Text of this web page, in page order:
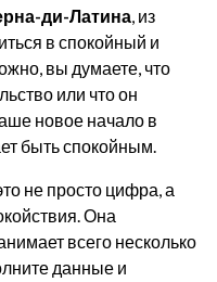
ди-Латина, из
в спокойный и
вы думаете, что
или что он
новое начало в
быть спокойным.
не просто цифра, а
Она
всего несколько
данные и